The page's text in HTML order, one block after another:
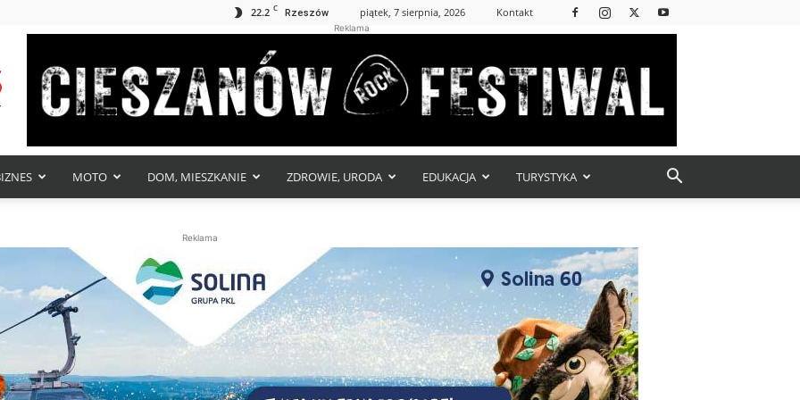
22.2 C Rzeszów piątek, 7 sierpnia, 2026 Kontakt
Reklama
MOTO DOM, MIESZKANIE ZDROWIE, URODA EDUKACJA TURYSTYKA
Reklama